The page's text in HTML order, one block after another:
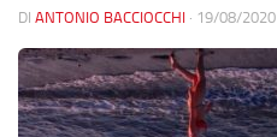
DI ANTONIO BACCIOCCHI · 19/08/2020